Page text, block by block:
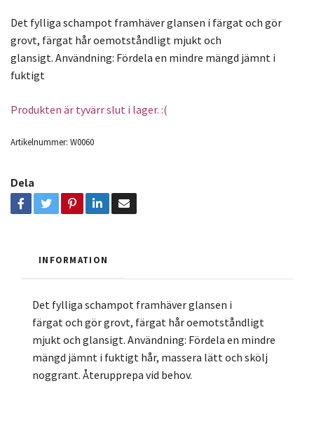
Det fylliga schampot framhäver glansen i färgat och gör
grovt, färgat hår oemotståndligt mjukt och
glansigt. Användning: Fördela en mindre mängd jämnt i
fuktigt
Produkten är tyvärr slut i lager. :(
Artikelnummer: W0060
Dela
INFORMATION
Det fylliga schampot framhäver glansen i
färgat och gör grovt, färgat hår oemotståndligt
mjukt och glansigt. Användning: Fördela en mindre
mängd jämnt i fuktigt hår, massera lätt och skölj
noggrant. Återupprepa vid behov.